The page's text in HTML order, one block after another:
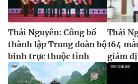
Cơ quan chủ quản:Đài Truyền hình
Cơ quan báo chí:Thời báo VTV
Giấy phép hoạt động báo in và báo
cấp ngày 29/12/2023
Tổng Biên tập:Vũ Thanh Thủy
Phó Tổng Biên tập:
Nguyễn Thị Mỹ
Nguyễn Trọng Ninh
Thái Nguyên: Công bố
thành lập Trung đoàn bộ
binh trực thuộc tỉnh
Thái
164
giám